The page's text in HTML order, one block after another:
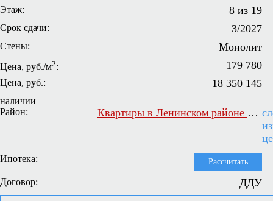
Этаж: 8 из 19
Срок сдачи: 3/2027
Стены: Монолит
Цена, руб./м2: 179 780
Цена, руб.: 18 350 145
наличии
Район:
Квартиры в Ленинском районе Самары
Ипотека: Рассчитать
Договор: ДДУ